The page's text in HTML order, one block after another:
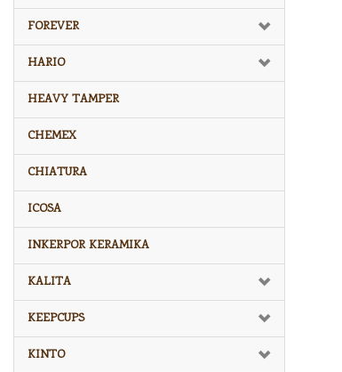
FOREVER
HARIO
HEAVY TAMPER
CHEMEX
CHIATURA
ICOSA
INKERPOR KERAMIKA
KALITA
KEEPCUPS
KINTO